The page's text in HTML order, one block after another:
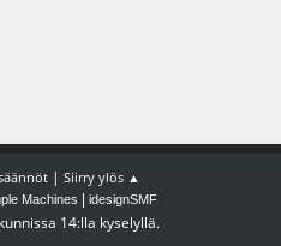
| Siirry ylös ▲
Machines idesignSMF
14:lla kyselyllä.